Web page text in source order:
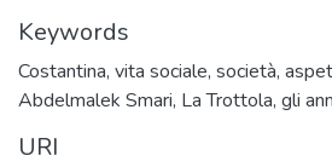
Keywords
Costantina, vita sociale, società,
Abdelmalek Smari, La Trottola, gli
URI